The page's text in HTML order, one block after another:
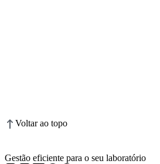
Voltar ao topo
Gestão eficiente para o seu laboratório